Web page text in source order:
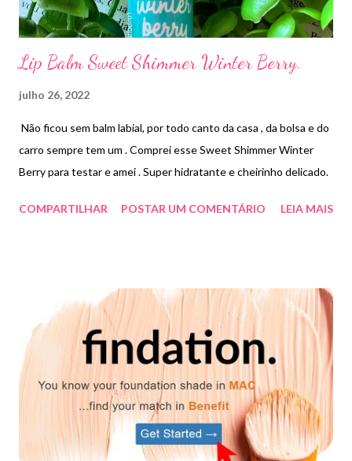
Lip Balm Sweet Shimmer Winter Berry.
julho 26, 2022
Não ficou sem balm labial, por todo canto da casa , da bolsa e do
carro sempre tem um . Comprei esse Sweet Shimmer Winter
Berry para testar e amei . Super hidratante e cheirinho delicado.
COMPARTILHAR POSTAR UM COMENTÁRIO LEIA MAIS